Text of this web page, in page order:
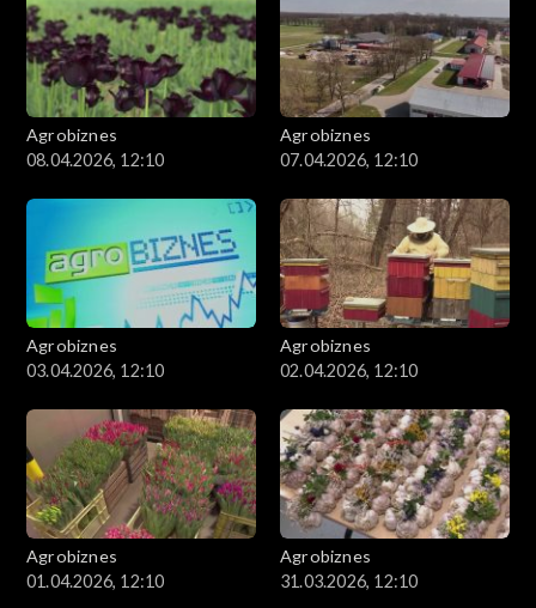
Agrobiznes
08.04.2026, 12:10
Agrobiznes
07.04.2026, 12:10
Agrobiznes
03.04.2026, 12:10
Agrobiznes
02.04.2026, 12:10
Agrobiznes
01.04.2026, 12:10
Agrobiznes
31.03.2026, 12:10